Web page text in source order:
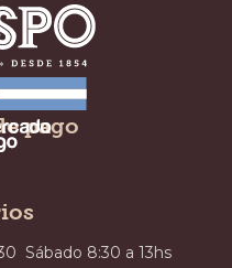
Sábado 8:30 a 13hs
pago